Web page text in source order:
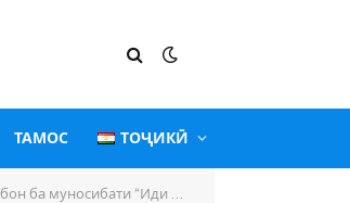
ТАМОС ТОҶИКӢ
“Иди Рамазон”